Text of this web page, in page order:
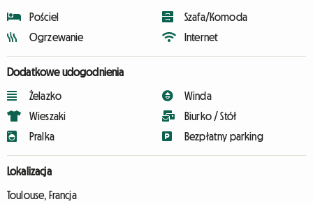
Pościel
Ogrzewanie
Szafa/Komoda
Internet
Dodatkowe udogodnienia
Żelazko
Wieszaki
Pralka
Winda
Biurko / Stół
Bezpłatny parking
Lokalizacja
Toulouse, Francja